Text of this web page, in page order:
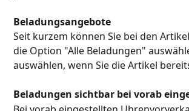
Beladungsangebote
Seit kurzem können Sie bei den
die Option "Alle Beladungen"
auswählen, wenn Sie die Artikel
Beladungen sichtbar bei vorab